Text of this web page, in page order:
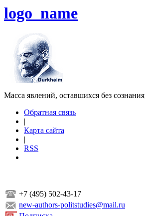
logo_name
Масса явлений, оставшихся без
Обратная связь
|
Карта сайта
|
RSS
+7 (495) 502-43-17
new-authors-politstudies@mail.ru